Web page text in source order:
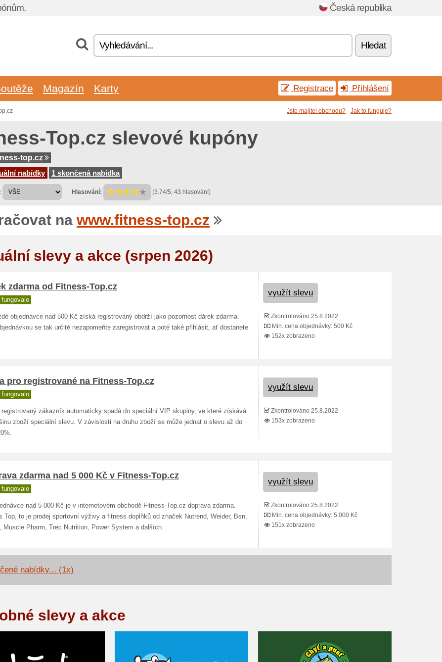
Česká republika
Hledat
Magazín Karty Registrace Přihlášení
Jste majitel obchodu? Jak to funguje?
Top.cz slevové kupóny
top.cz
nabídky
1 skončená nabídka
Hlasování: (3.74/5, 43 hlasování)
na www.fitness-top.cz
slevy a akce (srpen 2026)
zdarma od Fitness-Top.cz
fungovalo
objednávce nad 500 Kč získá registrovaný obdrží jako pozornost dárek zdarma.
se tak určitě nezapomeňte zaregistrovat a poté také přihlásit, ať dostanete
využít slevu
Zkontrolováno 25.8.2022
Min. cena objednávky: 500 Kč
152x zobrazeno
pro registrované na Fitness-Top.cz
fungovalo
registrovaný zákazník automaticky spadá do speciální VIP skupiny, ve které získává
zboží speciální slevu. V závislosti na druhu zboží se může jednat o slevu až do
využít slevu
Zkontrolováno 25.8.2022
153x zobrazeno
zdarma nad 5 000 Kč v Fitness-Top.cz
fungovalo
nad 5 000 Kč je v internetovém obchodě Fitness-Top.cz doprava zdarma.
Top, to je prodej sportovní výživy a fitness doplňků od značek Nutrend, Weider, Bsn,
Muscle Pharm, Trec Nutrition, Power System a dalších.
využít slevu
Zkontrolováno 25.8.2022
Min. cena objednávky: 5 000 Kč
151x zobrazeno
nabídky... (1x)
slevy a akce